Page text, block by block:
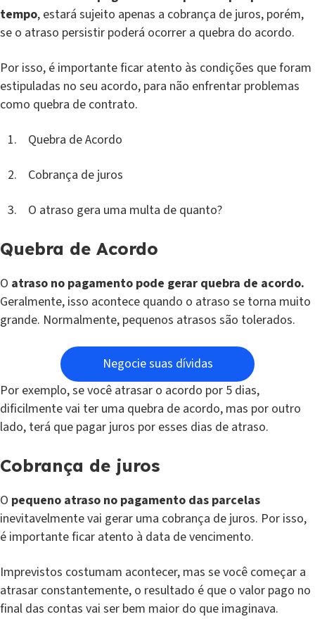
tempo, estará sujeito apenas a cobrança de juros, porém,
se o atraso persistir poderá ocorrer a quebra do acordo.
Por isso, é importante ficar atento às condições que foram
estipuladas no seu acordo, para não enfrentar problemas
como quebra de contrato.
Quebra de Acordo
Cobrança de juros
O atraso gera uma multa de quanto?
Quebra de Acordo
O atraso no pagamento pode gerar quebra de acordo.
Geralmente, isso acontece quando o atraso se torna muito
grande. Normalmente, pequenos atrasos são tolerados.
Negocie suas dívidas
Por exemplo, se você atrasar o acordo por 5 dias,
dificilmente vai ter uma quebra de acordo, mas por outro
lado, terá que pagar juros por esses dias de atraso.
Cobrança de juros
O pequeno atraso no pagamento das parcelas
inevitavelmente vai gerar uma cobrança de juros. Por isso,
é importante ficar atento à data de vencimento.
Imprevistos costumam acontecer, mas se você começar a
atrasar constantemente, o resultado é que o valor pago no
final das contas vai ser bem maior do que imaginava.